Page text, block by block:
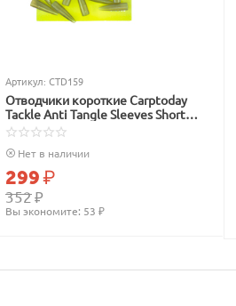
Артикул: CTD159
Отводчики короткие Carptoday
Tackle Anti Tangle Sleeves Short
зелёные
Нет в наличии
352₽
299₽
Вы экономите: 53 ₽